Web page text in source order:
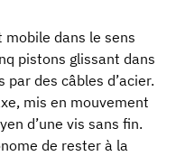
mobile dans le sens
pistons glissant dans
des câbles d’acier.
mis en mouvement
d’une vis sans fin.
de rester à la